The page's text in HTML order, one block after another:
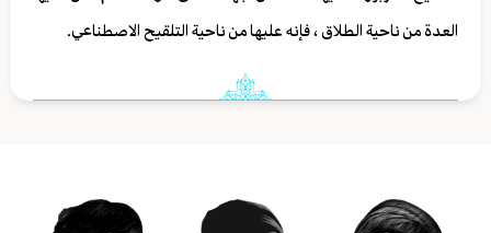
العدة من ناحية الطلاق ، فإنه عليها من ناحية التلقيح الاصطناعي.